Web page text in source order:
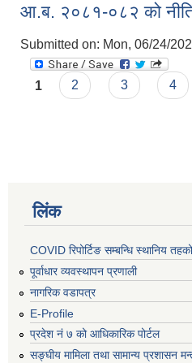
आ.ब. २०८१-०८२ को नीति
Submitted on: Mon, 06/24/
Pages
1 2 3 4
लिंक
COVID रिपोर्टिङ सम्बन्धि स्थानिय
पूर्वाधार व्यवस्थापन प्रणाली
नागरिक वडापत्र
E-Profile
प्रदेश नं ७ को आधिकारिक पोर्टल
सङ्घीय मामिला तथा सामान्य प्रशासन